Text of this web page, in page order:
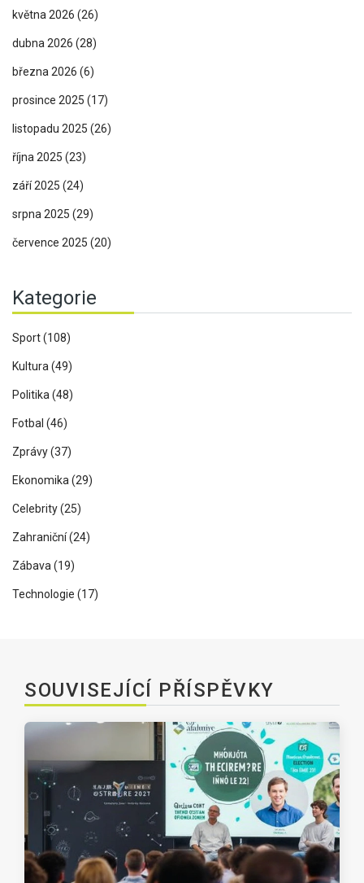
května 2026 (26)
dubna 2026 (28)
března 2026 (6)
prosince 2025 (17)
listopadu 2025 (26)
října 2025 (23)
září 2025 (24)
srpna 2025 (29)
července 2025 (20)
Kategorie
Sport(108)
Kultura(49)
Politika(48)
Fotbal (46)
Zprávy(37)
Ekonomika(29)
Celebrity(25)
Zahraniční(24)
Zábava(19)
Technologie (17)
SOUVISEJÍCÍ PŘÍSPĚVKY